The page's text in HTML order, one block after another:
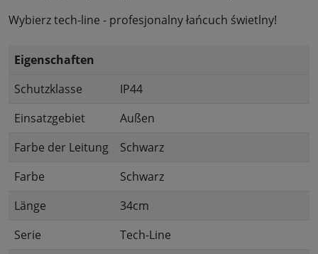
Wybierz tech-line - profesjonalny łańcuch świetlny!
Eigenschaften
Schutzklasse
IP44
Einsatzgebiet
Außen
Farbe der Leitung
Schwarz
Farbe
Schwarz
Länge
34cm
Serie
Tech-Line